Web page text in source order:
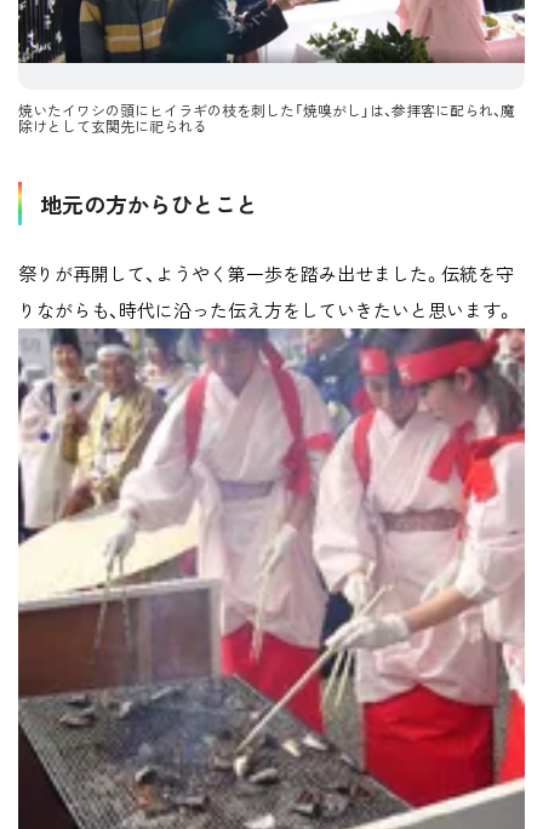
焼いたイワシの頭にヒイラギの枝を刺した「焼嗅がし」は、参拝客に配られ、魔
除けとして玄関先に祀られる
地元の方からひとこと
祭りが再開して、ようやく第一歩を踏み出せました。伝統を守
りながらも、時代に沿った伝え方をしていきたいと思います。